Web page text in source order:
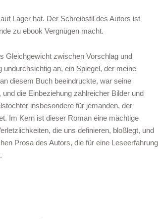
Lager hat. Der Schreibstil des Autors ist
zu ebook Vergnügen macht.
Gleichgewicht zwischen Vorschlag und
an, ein Spiegel, der meine
diesem Buch beeindruckte, war seine
die Einbeziehung zahlreicher Bilder und
insbesondere für jemanden, der
Im Kern ist dieser Roman eine mächtige
die uns definieren, bloßlegt, und
Prosa des Autors, die für eine Leseerfahrung